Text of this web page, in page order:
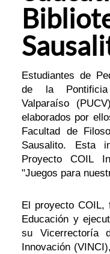
Estudiantes de
de la
Valparaíso
elaborados por
Facultad de
Sausalito. Esta
Proyecto COIL
"Juegos para
El proyecto COIL,
Educación y
su Vicerrectoría
Innovación